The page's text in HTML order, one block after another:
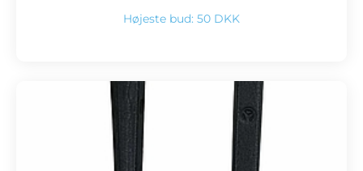
Højeste bud: 50 DKK